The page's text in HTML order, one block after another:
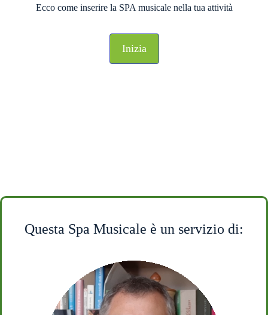
Ecco come inserire la SPA musicale nella tua attività
Inizia
Questa Spa Musicale è un servizio di: